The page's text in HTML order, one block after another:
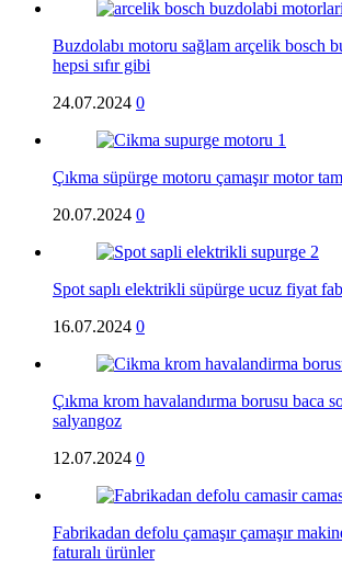
Buzdolabı motoru sağlam arçelik bosch
hepsi sıfır gibi
24.07.2024 0
Çıkma süpürge motoru çamaşır motor
20.07.2024 0
Spot saplı elektrikli süpürge ucuz fiyat
16.07.2024 0
Çıkma krom havalandırma borusu baca
salyangoz
12.07.2024 0
Fabrikadan defolu çamaşır çamaşır
faturalı ürünler